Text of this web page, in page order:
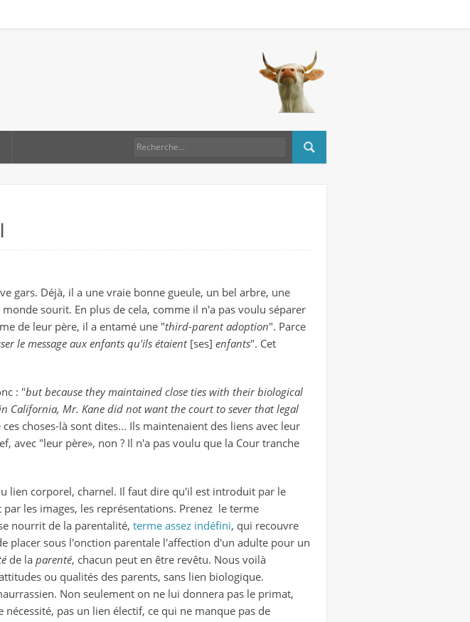
gars. Déjà, il a une vraie bonne gueule, un bel arbre, une
sourit. En plus de cela, comme il n'a pas voulu séparer
de leur père, il a entamé une "third-parent adoption". Parce
le message aux enfants qu'ils étaient[ses] enfants". Cet
: "but because they maintained close ties with their biological
California, Mr. Kane did not want the court to sever that legal
ces choses-là sont dites... Ils maintenaient des liens avec leur
avec "leur père», non ? Il n'a pas voulu que la Cour tranche
lien corporel, charnel. Il faut dire qu'il est introduit par le
les images, les représentations. Prenez le terme
nourrit de la parentalité, terme assez indéfini, qui recouvre
placer sous l'onction parentale l'affection d'un adulte pour un
de la parenté, chacun peut en être revêtu. Nous voilà
ou qualités des parents, sans lien biologique.
Non seulement on ne lui donnera pas le primat,
pas un lien électif, ce qui ne manque pas de